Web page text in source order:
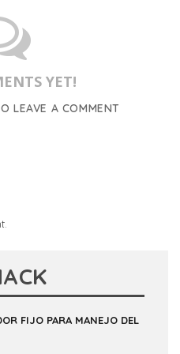
YET!
LEAVE A COMMENT
FIJO PARA MANEJO DEL